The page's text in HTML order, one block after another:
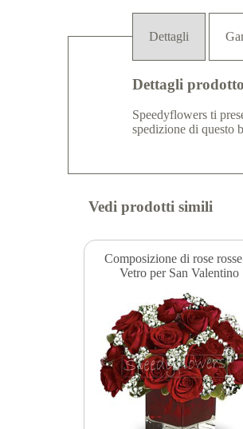
Dettagli
Dettagli prodotto
Speedyflowers ti
spedizione di questo
Vedi prodotti simili
Composizione di rose
Vetro per San Valentino